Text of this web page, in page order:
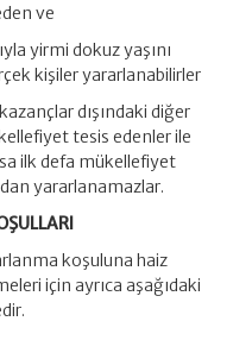
ve
yirmi dokuz yaşını
kişiler yararlanabilirler
dışındaki diğer
tesis edenler ile
ilk defa mükellefiyet
yararlanamazlar.
koşuluna haiz
için ayrıca aşağıdaki